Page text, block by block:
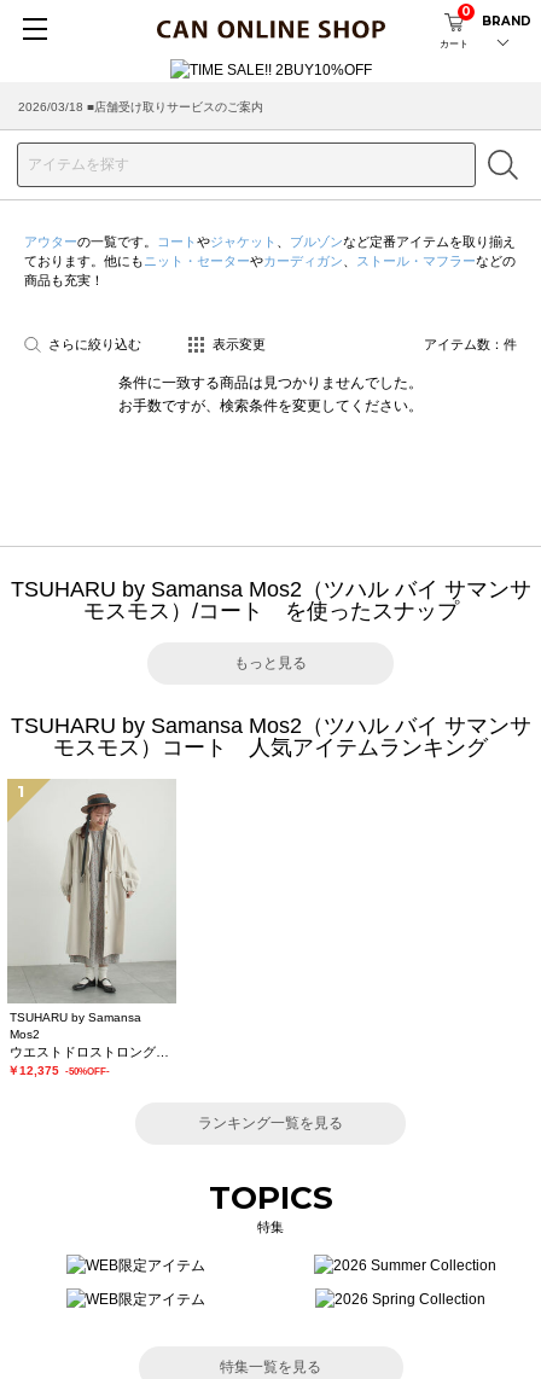
カート
0
BRAND
2026/03/18 ■店舗受け取りサービスのご案内
アウターの一覧です。 コート やジャケット ブルゾンなど定番アイテムを取り揃え
ております。他にも ニット・セーターやカーディガン ストール・マフラーなどの
商品も充実！
さらに絞り込む 表示変更 アイテム数： 件
条件に一致する商品は見つかりませんでした。
お手数ですが、検索条件を変更してください。
TSUHARU by Samansa Mos2（ツハル バイ サマンサ
モスモス）/コート を使ったスナップ
もっと見る
TSUHARU by Samansa Mos2（ツハル バイ サマンサ
モスモス）コート 人気アイテムランキング
1
TSUHARU by Samansa
Mos2
￥12,375 -50%OFF-
ランキング一覧を見る
TOPICS
特集
特集一覧を見る